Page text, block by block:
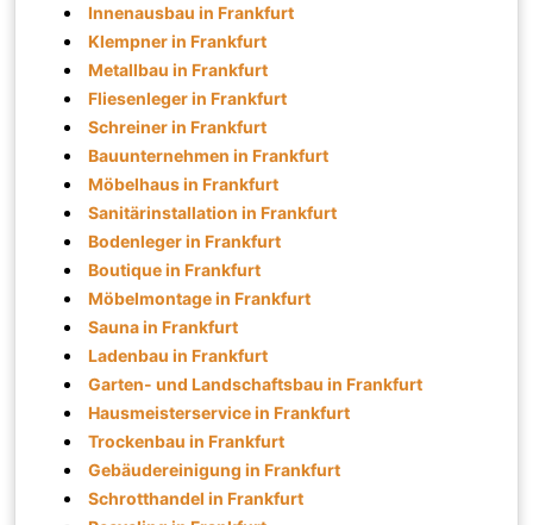
Innenausbau in Frankfurt
Klempner in Frankfurt
Metallbau in Frankfurt
Fliesenleger in Frankfurt
Schreiner in Frankfurt
Bauunternehmen in Frankfurt
Möbelhaus in Frankfurt
Sanitärinstallation in Frankfurt
Bodenleger in Frankfurt
Boutique in Frankfurt
Möbelmontage in Frankfurt
Sauna in Frankfurt
Ladenbau in Frankfurt
Garten- und Landschaftsbau in Frankfurt
Hausmeisterservice in Frankfurt
Trockenbau in Frankfurt
Gebäudereinigung in Frankfurt
Schrotthandel in Frankfurt